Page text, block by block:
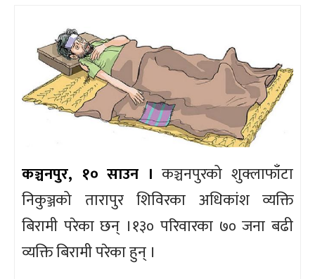
कञ्चनपुर, १० साउन । कञ्चनपुरको शुक्लाफाँटा
निकुञ्जको तारापुर शिविरका अधिकांश व्यक्ति
बिरामी परेका छन् ।१३० परिवारका ७० जना बढी
व्यक्ति बिरामी परेका हुन् ।